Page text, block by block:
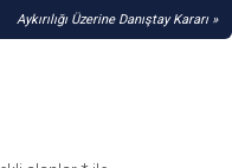
Aykırılığı Üzerine Danıştay Kararı